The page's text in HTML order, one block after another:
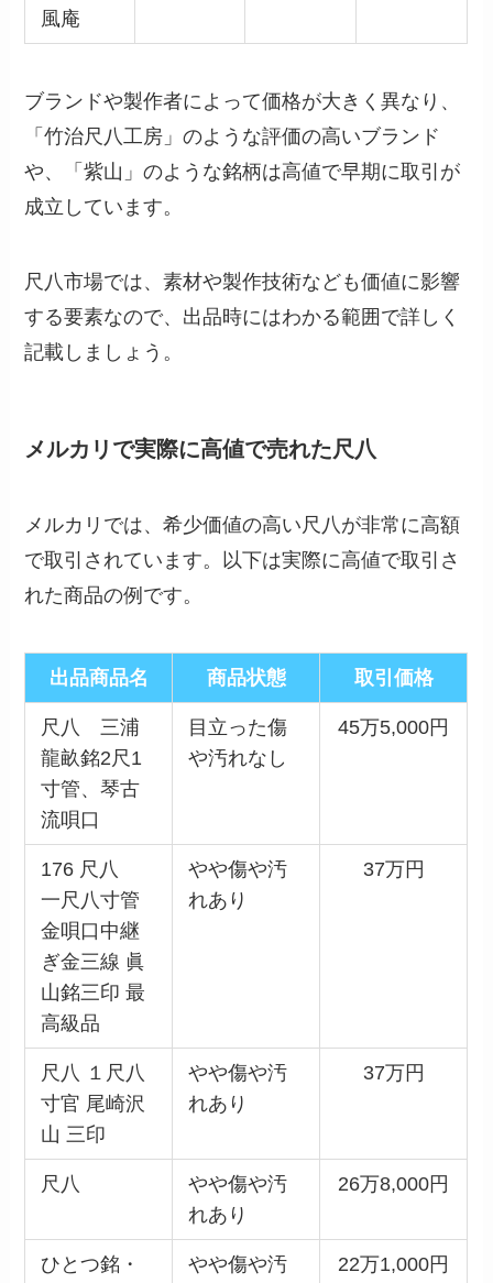
風庵
ブランドや製作者によって価格が大きく異なり、
「竹治尺八工房」のような評価の高いブランド
や、「紫山」のような銘柄は高値で早期に取引が
成立しています。
尺八市場では、素材や製作技術なども価値に影響
する要素なので、出品時にはわかる範囲で詳しく
記載しましょう。
メルカリで実際に高値で売れた尺八
メルカリでは、希少価値の高い尺八が非常に高額
で取引されています。以下は実際に高値で取引さ
れた商品の例です。
出品商品名 商品状態 取引価格
尺八 三浦
龍畝銘2尺1
寸管、琴古
流唄口
目立った傷
や汚れなし
45万5,000円
176 尺八
一尺八寸管
金唄口中継
ぎ金三線 眞
山銘三印 最
高級品
やや傷や汚
れあり
37万円
尺八 １尺八
寸官 尾崎沢
山 三印
やや傷や汚
れあり
37万円
尺八
やや傷や汚
れあり
26万8,000円
ひとつ銘・
やや傷や汚
22万1,000円